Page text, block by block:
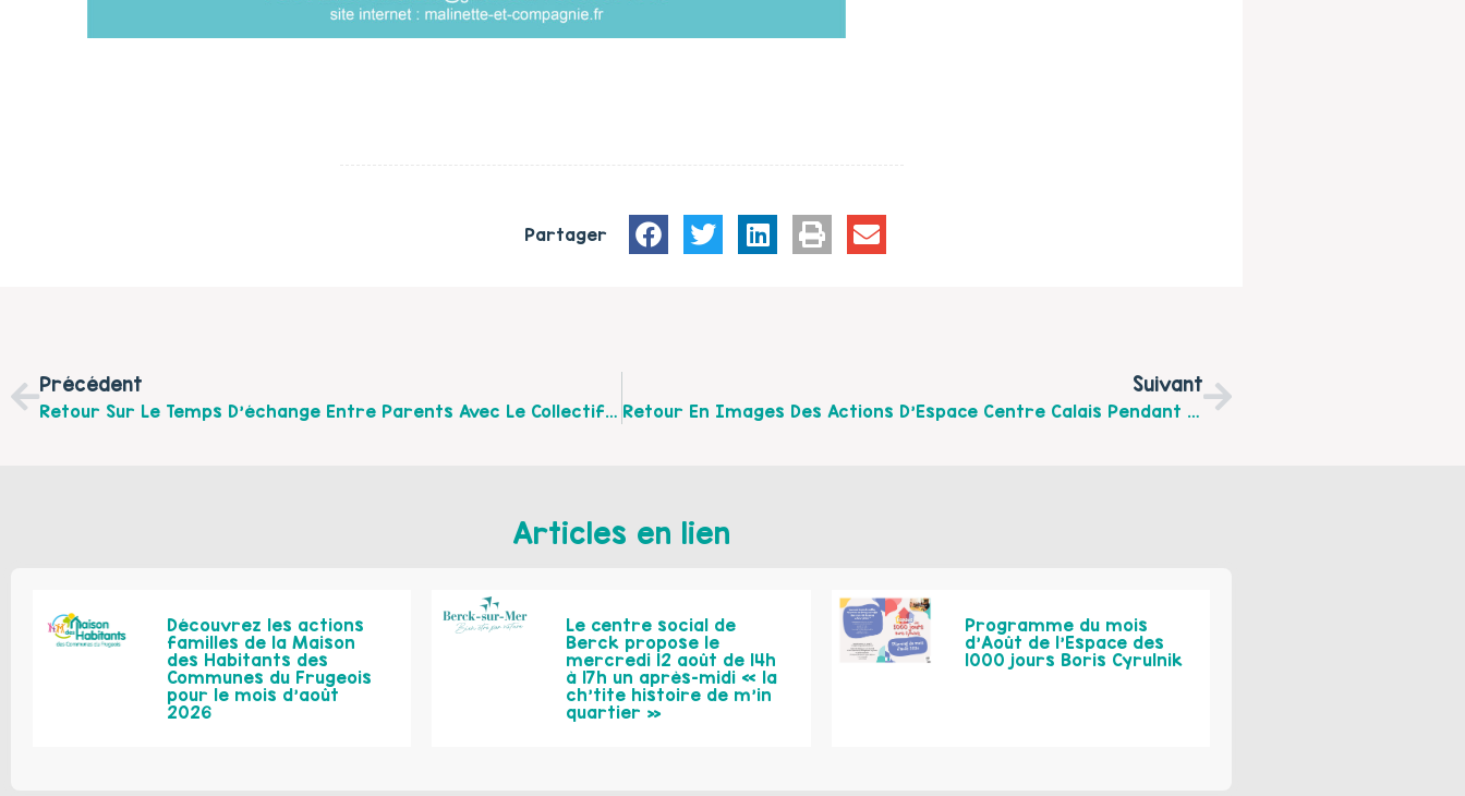
Partager
Précédent
Retour Sur Le Temps D’échange Entre Parents Avec Le Collectif D’accompagnement À La Scolarité Le 13 Octobre Dernier À Calais
Suivant
Retour En Images Des Actions D’Espace Centre Calais Pendant La Semaine De La Parentalité : Sport En Famille, Spectacle, Animations Avec L’association Dys Et Nous
Articles en lien
Découvrez les actions
familles de la Maison
des Habitants des
Communes du Frugeois
pour le mois d’août
2026
Le centre social de
Berck propose le
mercredi 12 août de 14h
à 17h un après-midi « la
ch’tite histoire de m’in
quartier »
Programme du mois
d’Août de l’Espace des
1000 jours Boris Cyrulnik